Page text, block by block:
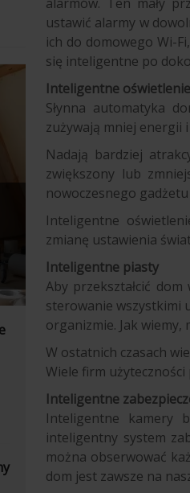
ustawić alarmy w
ich do domowego Wi-
się inteligentne po
Inteligentne oświetlenie
Słynna automatyka
zużywają mniej energii
Nadają bardziej
zwiększony lub
nowoczesnego
Inteligentne
zmianę ustawienia
Inteligentne piasty
Aby przekształcić
sterowanie wszystkimi
organizmie. Jak
W ostatnich czasach
Wiele firm
Inteligentne
Inteligentne kamery
inteligentny system
można obserwować
dom jest zawsze na